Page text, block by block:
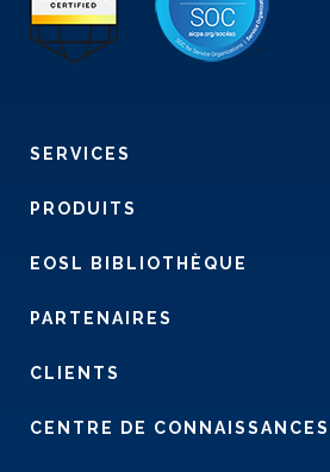
SERVICES
PRODUITS
EOSL BIBLIOTHÈQUE
PARTENAIRES
CLIENTS
CENTRE DE CONNAISSANCES